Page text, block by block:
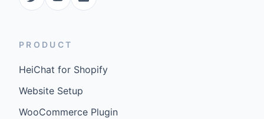
PRODUCT
HeiChat for Shopify
Website Setup
WooCommerce Plugin